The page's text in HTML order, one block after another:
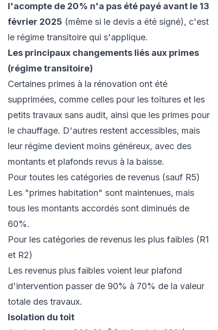
l'acompte de 20% n'a pas été payé avant le 13
février 2025 (même si le devis a été signé), c'est
le régime transitoire qui s'applique.
Les principaux changements liés aux primes
(régime transitoire)
Certaines primes à la rénovation ont été
supprimées, comme celles pour les toitures et les
petits travaux sans audit, ainsi que les primes pour
le chauffage. D'autres restent accessibles, mais
leur régime devient moins généreux, avec des
montants et plafonds revus à la baisse.
Pour toutes les catégories de revenus (sauf R5)
Les "primes habitation" sont maintenues, mais
tous les montants accordés sont diminués de
60%.
Pour les catégories de revenus les plus faibles (R1
et R2)
Les revenus plus faibles voient leur plafond
d'intervention passer de 90% à 70% de la valeur
totale des travaux.
Isolation du toit